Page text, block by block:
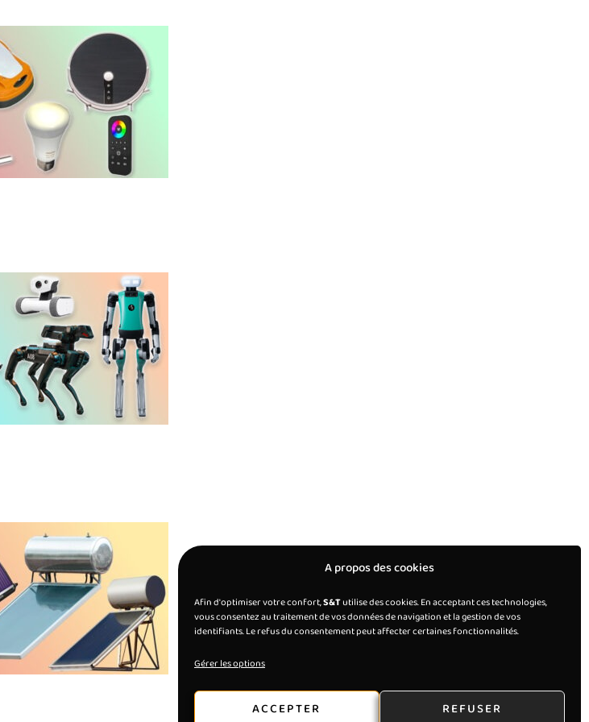
A propos des cookies
Afin d'optimiser votre confort,S&Tutilise des cookies. En acceptant ces technologies,
vous consentez au traitement de vos données de navigation et la gestion de vos
identifiants. Le refus du consentement peut affecter certaines fonctionnalités.
Gérer les options
ACCEPTER REFUSER